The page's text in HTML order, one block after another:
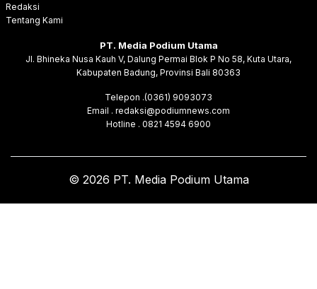
Redaksi
Tentang Kami
PT. Media Podium Utama
Jl. Bhineka Nusa Kauh V, Dalung Permai Blok P No 58, Kuta Utara,
Kabupaten Badung, Provinsi Bali 80363
Telepon .(0361) 9093073
Email . redaksi@podiumnews.com
Hotline . 0821 4594 6900
© 2026 PT. Media Podium Utama